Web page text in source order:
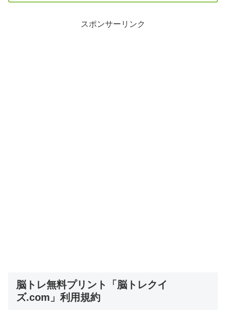
スポンサーリンク
脳トレ無料プリント「脳トレクイ
ズ.com」利用規約